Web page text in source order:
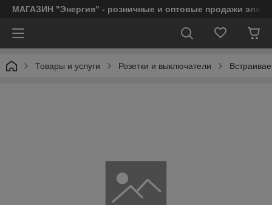
МАГАЗИН "Энергия" - розничные и оптовые продажи
Товары и услуги Розетки и выключатели